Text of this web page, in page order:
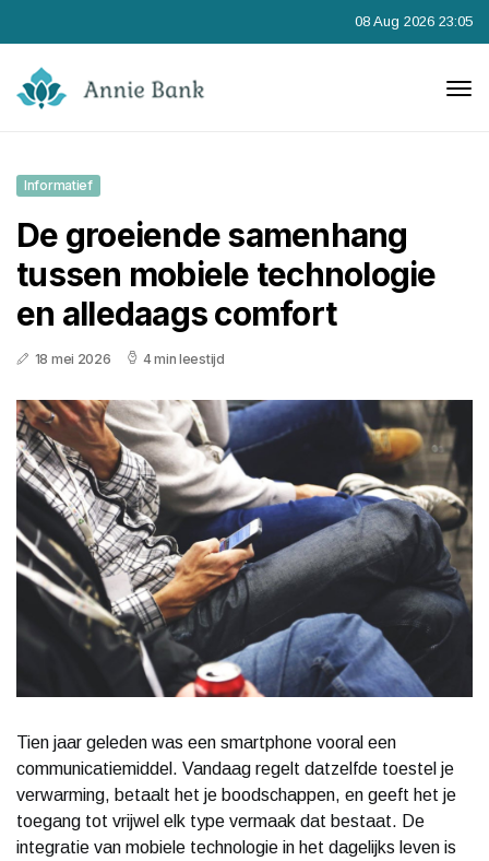
08 Aug 2026 23:05
Informatief
De groeiende samenhang
tussen mobiele technologie
en alledaags comfort
18 mei 2026 4 min leestijd
Tien jaar geleden was een smartphone vooral een
communicatiemiddel. Vandaag regelt datzelfde toestel je
verwarming, betaalt het je boodschappen, en geeft het je
toegang tot vrijwel elk type vermaak dat bestaat. De
integratie van mobiele technologie in het dagelijks leven is